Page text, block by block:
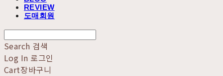
REVIEW
도매회원
Search 검색
Log In 로그인
Cart장바구니